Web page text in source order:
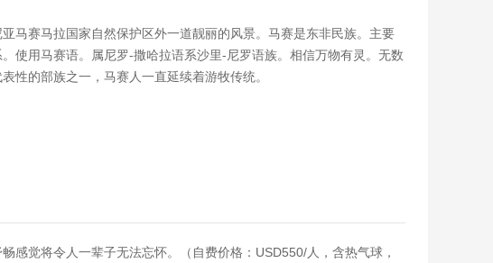
马赛马拉国家自然保护区外一道靓丽的风景。马赛是东非民族。主要
使用马赛语。属尼罗-撒哈拉语系沙里-尼罗语族。相信万物有灵。无数
性的部族之一，马赛人一直延续着游牧传统。
感觉将令人一辈子无法忘怀。（自费价格：USD550/人，含热气球，